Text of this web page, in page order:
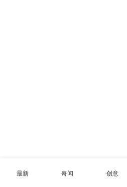
最新 奇闻 创意